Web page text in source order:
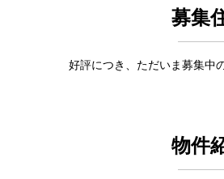
募集
好評につき、ただいま募集中
物件